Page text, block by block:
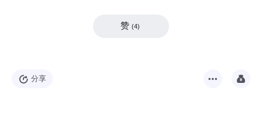
赞 (4)
分享